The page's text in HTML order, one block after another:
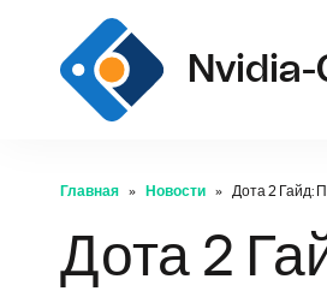
Главная Новости Дота 2 Гайд:
Дота 2